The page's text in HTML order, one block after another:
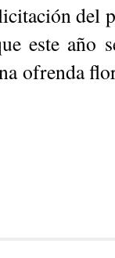
del
este año
ofrenda